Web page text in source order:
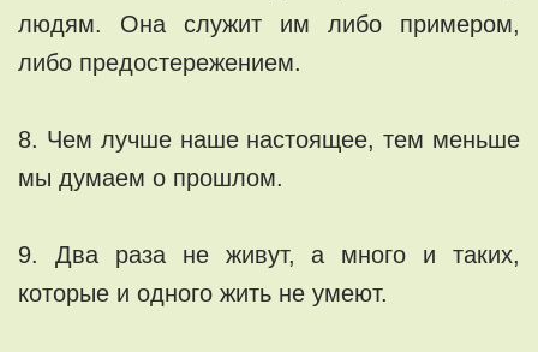
людям. Она служит им либо примером,
либо предостережением.
8. Чем лучше наше настоящее, тем меньше
мы думаем о прошлом.
9. Два раза не живут, а много и таких,
которые и одного жить не умеют.